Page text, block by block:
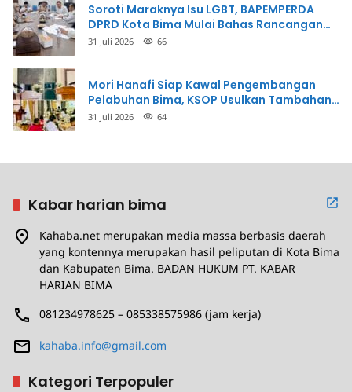
Soroti Maraknya Isu LGBT, BAPEMPERDA
DPRD Kota Bima Mulai Bahas Rancangan
Perda Pencegahan
31 Juli 2026 66
Mori Hanafi Siap Kawal Pengembangan
Pelabuhan Bima, KSOP Usulkan Tambahan
Dermaga Rp400 Miliar
31 Juli 2026 64
Kabar harian bima
Kahaba.net merupakan media massa berbasis daerah
yang kontennya merupakan hasil peliputan di Kota Bima
dan Kabupaten Bima. BADAN HUKUM PT. KABAR
HARIAN BIMA
081234978625 – 085338575986 (jam kerja)
kahaba.info@gmail.com
Kategori Terpopuler